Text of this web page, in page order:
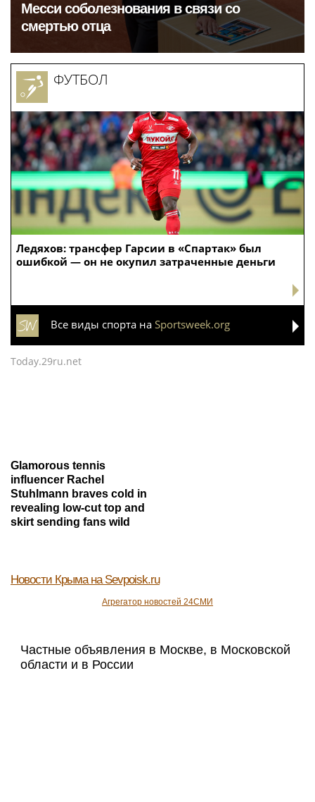
Месси соболезнования в связи со
смертью отца
Ледяхов: трансфер Гарсии в «Спартак» был
ошибкой — он не окупил затраченные деньги
ФУТБОЛ
Все виды спорта на Sportsweek.org
Today.29ru.net
Glamorous tennis
influencer Rachel
Stuhlmann braves cold in
revealing low-cut top and
skirt sending fans wild
Новости Крыма на Sevpoisk.ru
Агрегатор новостей 24СМИ
Частные объявления в Москве, в Московской
области и в России